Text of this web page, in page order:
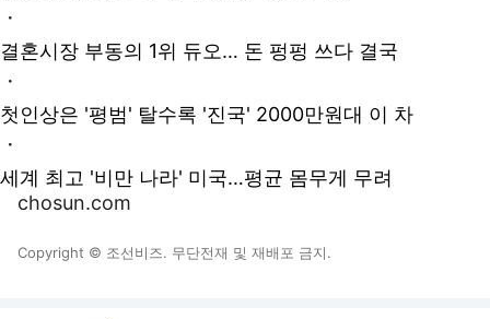
ㆍ
결혼시장 부동의 1위 듀오… 돈 펑펑 쓰다 결국
ㆍ
첫인상은 '평범' 탈수록 '진국' 2000만원대 이 차
ㆍ
세계 최고 '비만 나라' 미국…평균 몸무게 무려
chosun.com
Copyright © 조선비즈. 무단전재 및 재배포 금지.